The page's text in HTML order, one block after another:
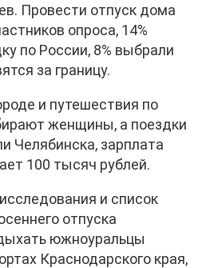
Провести отпуск дома
опроса, 14%
по России, 8% выбрали
за границу.
и путешествия по
женщины, а поездки
Челябинска, зарплата
100 тысяч рублей.
и список
отпуска
южноуральцы
Краснодарского края,